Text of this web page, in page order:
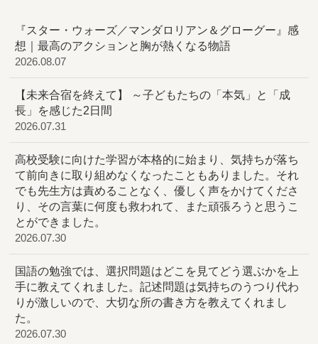
『スター・ウォーズ／マンダロリアン＆グローグー』感
想｜最高のアクションと胸が熱くなる物語
2026.08.07
【未来合宿を終えて】 ～子どもたちの「本気」と「成
長」を感じた2日間
2026.07.31
高校受験に向けた学習が本格的に始まり、気持ちが落ち
て前向きに取り組めなくなったこともありました。それ
でも先生方は責めることなく、優しく声をかけてくださ
り、その言葉に何度も救われて、また頑張ろうと思うこ
とができました。
2026.07.30
国語の勉強では、選択問題はどこを見てどう選ぶかを上
手に教えてくれました。記述問題は気持ちのうつり代わ
りが激しいので、大切な所の書き方を教えてくれまし
た。
2026.07.30